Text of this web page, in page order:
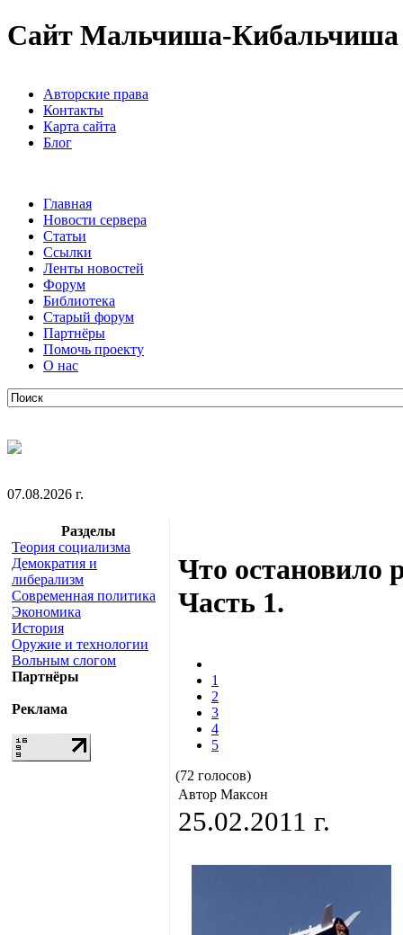
Сайт Мальчиша-Кибальчиша
Авторские права
Контакты
Карта сайта
Блог
Главная
Новости сервера
Статьи
Ссылки
Ленты новостей
Форум
Библиотека
Старый форум
Партнёры
Помочь проекту
О нас
07.08.2026 г.
Разделы
Теория социализма
Демократия и
либерализм
Современная политика
Экономика
История
Оружие и технологии
Вольным слогом
Партнёры
Реклама
Что остановило
Часть 1.
1
2
3
4
5
(72 голосов)
Автор Максон
25.02.2011 г.